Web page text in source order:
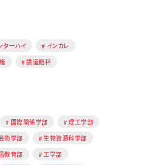
ターハイ
インカレ
講道館杯
国際関係学部
理工学部
術学部
生物資源科学部
教育部
工学部